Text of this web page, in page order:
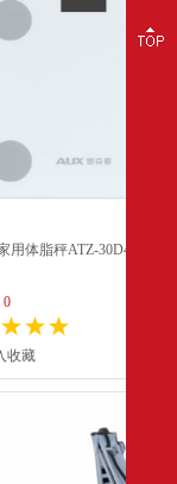
用体脂秤ATZ-30D4C115
0
收藏